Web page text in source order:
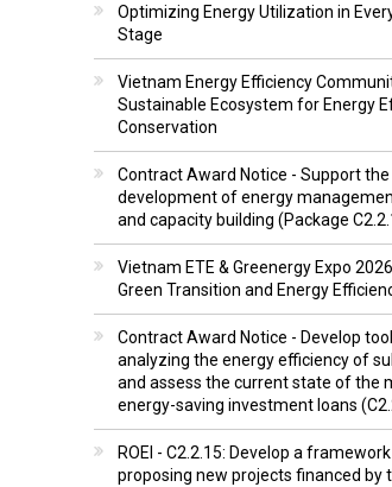
Optimizing Energy Utilization in
Stage
Vietnam Energy Efficiency
Sustainable Ecosystem for Energy
Conservation
Contract Award Notice - Support the
development of energy
and capacity building (Package
Vietnam ETE & Greenergy Expo
Green Transition and Energy
Contract Award Notice - Develop
analyzing the energy efficiency of
and assess the current state of the
energy-saving investment loans
ROEI - C2.2.15: Develop a
proposing new projects financed by